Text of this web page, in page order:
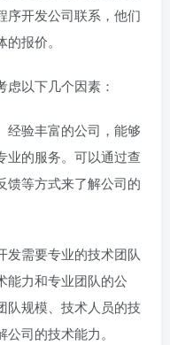
序开发公司联系，他们
报价。
以下几个因素：
经验丰富的公司，能够
业的服务。可以通过查
馈等方式来了解公司的
发需要专业的技术团队
能力和专业团队的公
队规模、技术人员的技
司的技术能力。